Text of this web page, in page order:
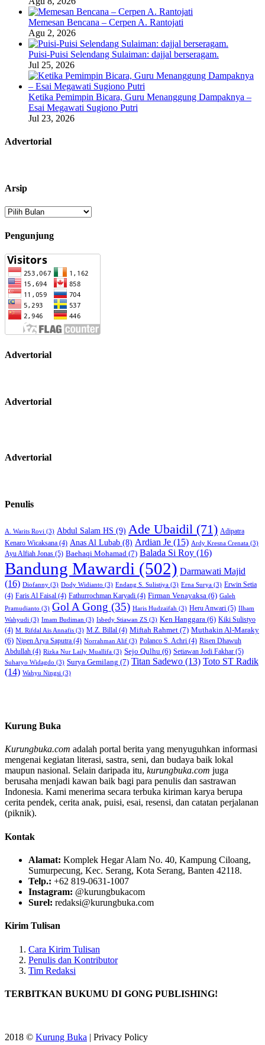
Memesan Bencana – Cerpen A. Rantojati
Agu 2, 2026
Puisi-Puisi Selendang Sulaiman: dajjal berseragam.
Jul 25, 2026
Ketika Pemimpin Bicara, Guru Menanggung Dampaknya –
Esai Megawati Sugiono Putri
Jul 23, 2026
Advertorial
Arsip
Arsip
Pengunjung
Advertorial
Advertorial
Advertorial
Penulis
A. Warits Rovi (3) Abdul Salam HS (9) Ade Ubaidil (71) Adipatra
Kenaro Wicaksana (4) Anas Al Lubab (8) Ardian Je (15) Ardy Kresna Crenata (3)
Ayu Alfiah Jonas (5) Baehaqi Mohamad (7) Balada Si Roy (16)
Bandung Mawardi (502) Darmawati Majid
(16) Diofanny (3) Dody Widianto (3) Endang S. Sulistiya (3) Erna Surya (3) Erwin Setia
(4) Faris Al Faisal (4) Fathurrochman Karyadi (4) Firman Venayaksa (6) Galeh
Pramudianto (3) Gol A Gong (35) Haris Hudzaifah (3) Heru Anwari (5) Ilham
Wahyudi (3) Imam Budiman (3) Isbedy Stiawan ZS (3) Ken Hanggara (6) Kiki Sulistyo
(4) M. Rifdal Ais Annafis (3) M.Z. Billal (4) Miftah Rahmet (7) Muthakin Al-Maraky
(6) Nipen Arya Saputra (4) Norrahman Alif (3) Polanco S. Achri (4) Risen Dhawuh
Abdullah (4) Rizka Nur Laily Muallifa (3) Sejo Qulhu (6) Setiawan Jodi Fakhar (5)
Suharyo Widagdo (3) Surya Gemilang (7) Titan Sadewo (13) Toto ST Radik
(14) Wahyu Ningsi (3)
Kurung Buka
Kurungbuka.com adalah portal berita yang menyuguhkan informasi
mengenai kegiatan literasi, sastra, seni, dan budaya baik lokal
maupun nasional. Selain daripada itu, kurungbuka.com juga
berusaha menjadi kawan baik bagi para penulis dan sastrawan
Indonesia. Kami menerima secara terbuka kiriman karya berupa
cerita pendek, cerita anak, puisi, esai, resensi, dan catatan perjalanan
(piknik).
Kontak
Alamat: Komplek Hegar Alam No. 40, Kampung Ciloang,
Sumurpecung, Kec. Serang, Kota Serang, Banten 42118.
Telp.: +62 819-0631-1007
Instagram: @kurungbukacom
Surel: redaksi@kurungbuka.com
Kirim Tulisan
Cara Kirim Tulisan
Penulis dan Kontributor
Tim Redaksi
TERBITKAN BUKUMU DI GONG PUBLISHING!
2018 © Kurung Buka | Privacy Policy